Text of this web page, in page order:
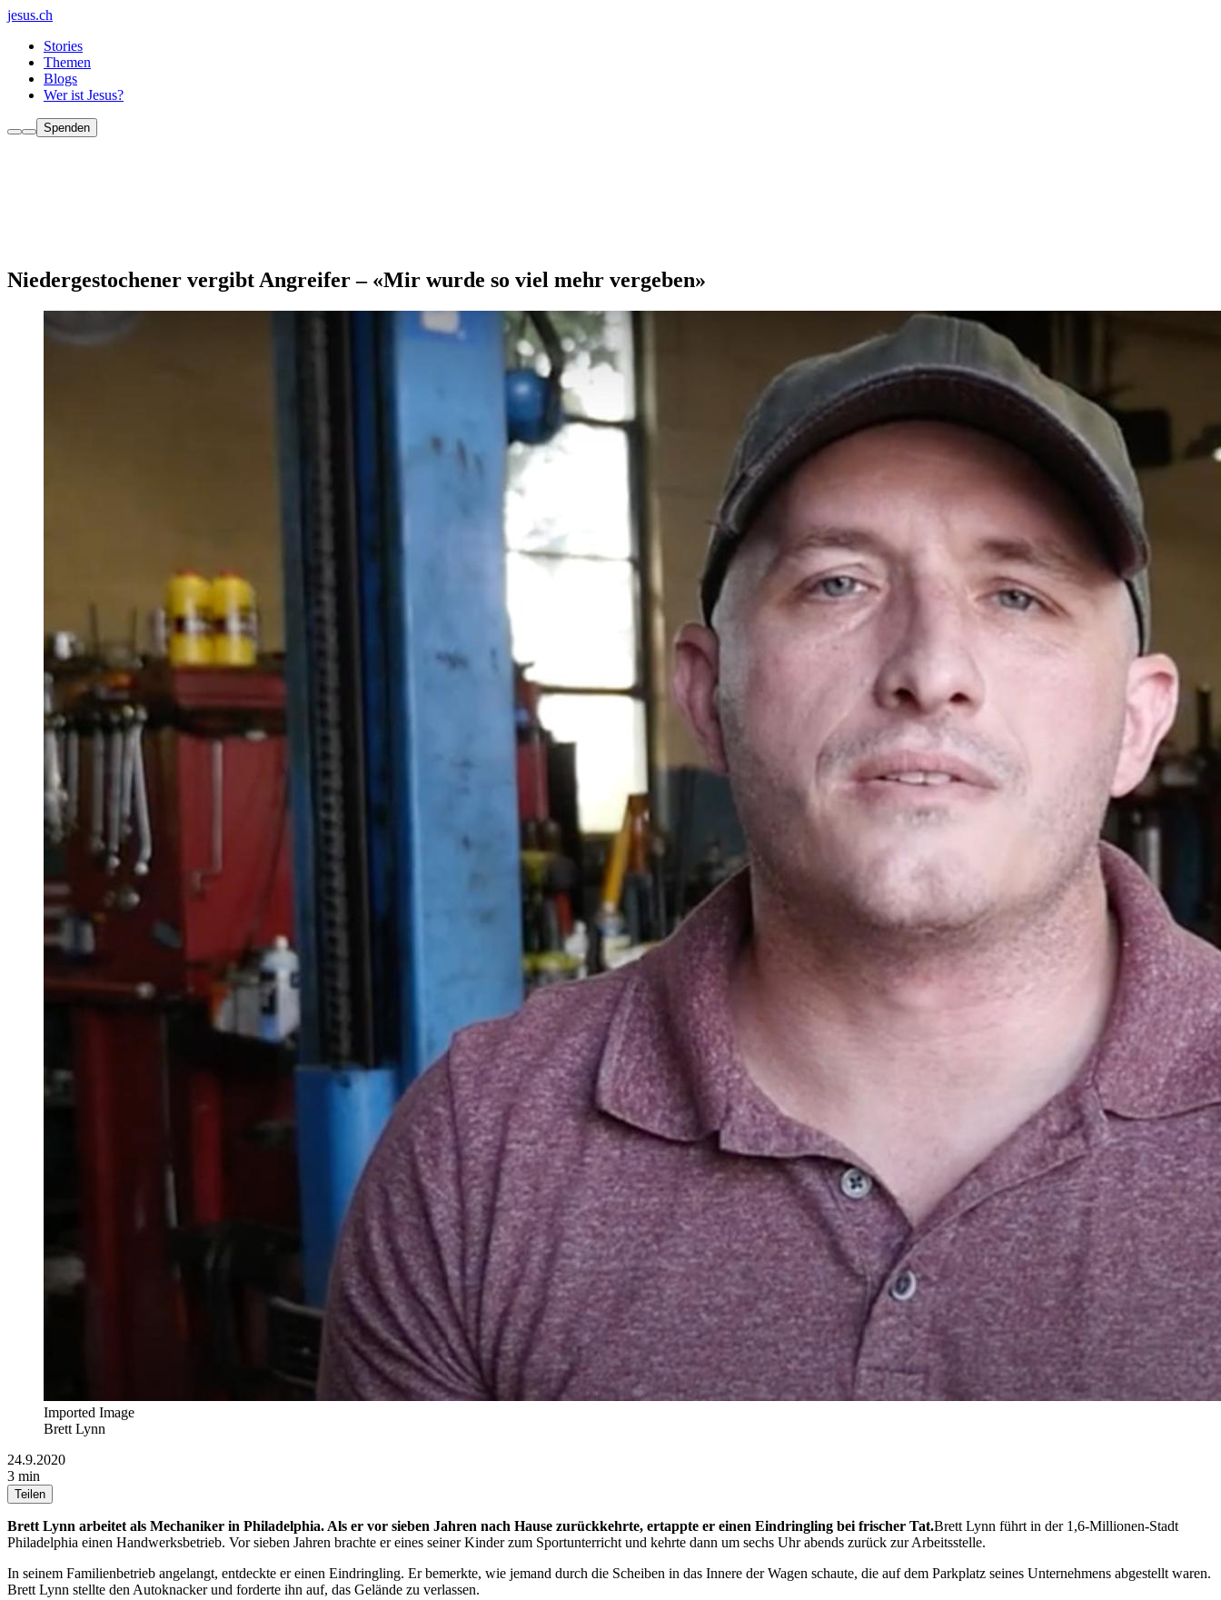
jesus.ch
Stories
Themen
Blogs
Wer ist Jesus?
Spenden
Niedergestochener vergibt Angreifer – «Mir wurde so viel mehr vergeben»
Imported Image
Brett Lynn
24.9.2020
3 min
Teilen
Brett Lynn arbeitet als Mechaniker in Philadelphia. Als er vor sieben Jahren nach Hause zurückkehrte, ertappte er einen Eindringling bei frischer Tat.Brett Lynn führt in der 1,6-Millionen-Stadt
Philadelphia einen Handwerksbetrieb. Vor sieben Jahren brachte er eines seiner Kinder zum Sportunterricht und kehrte dann um sechs Uhr abends zurück zur Arbeitsstelle.
In seinem Familienbetrieb angelangt, entdeckte er einen Eindringling. Er bemerkte, wie jemand durch die Scheiben in das Innere der Wagen schaute, die auf dem Parkplatz seines Unternehmens abgestellt waren.
Brett Lynn stellte den Autoknacker und forderte ihn auf, das Gelände zu verlassen.